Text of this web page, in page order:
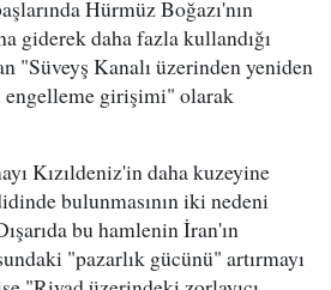
Hürmüz Boğazı'nın
giderek daha fazla kullandığı
"Süveyş Kanalı üzerinden yeniden
engelleme girişimi" olarak
Kızıldeniz'in daha kuzeyine
bulunmasının iki nedeni
bu hamlenin İran'ın
"pazarlık gücünü" artırmayı